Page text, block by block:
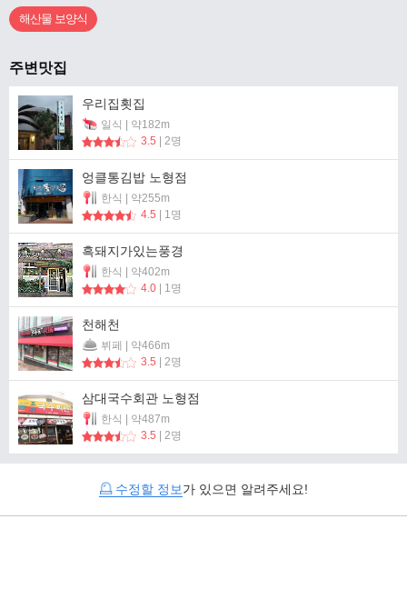
해산물 보양식
주변맛집
우리집횟집
일식 | 약182m
3.5 | 2명
엉클통김밥 노형점
한식 | 약255m
4.5 | 1명
흑돼지가있는풍경
한식 | 약402m
4.0 | 1명
천해천
뷔페 | 약466m
3.5 | 2명
삼대국수회관 노형점
한식 | 약487m
3.5 | 2명
수정할 정보가 있으면 알려주세요!